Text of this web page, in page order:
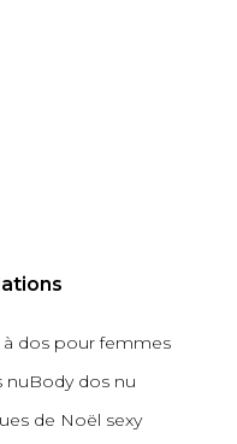
à dos pour femmes
nuBody dos nu
de Noël sexy